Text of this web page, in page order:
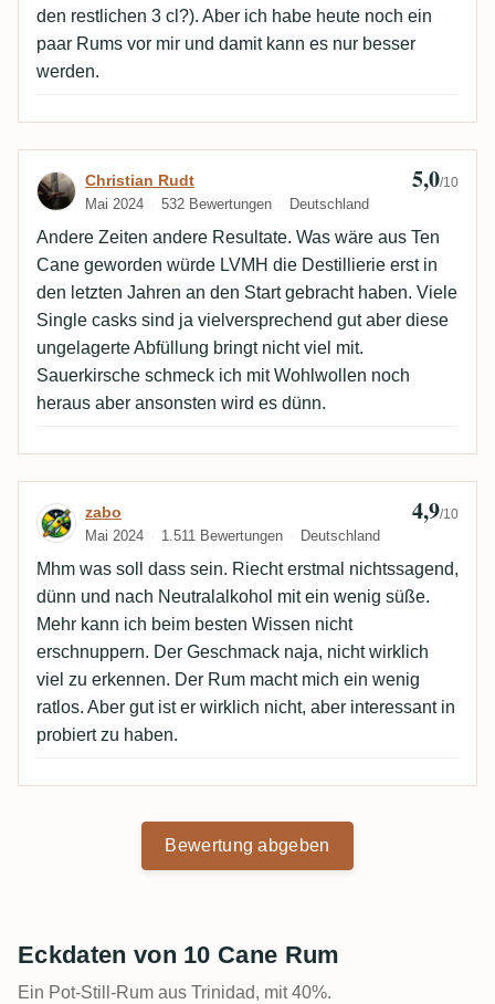
den restlichen 3 cl?). Aber ich habe heute noch ein
paar Rums vor mir und damit kann es nur besser
werden.
Bewertung von Christian Rudt
Christian Rudt
Mai 2024 532 Bewertungen Deutschland
5,0/10
Andere Zeiten andere Resultate. Was wäre aus Ten
Cane geworden würde LVMH die Destillierie erst in
den letzten Jahren an den Start gebracht haben. Viele
Single casks sind ja vielversprechend gut aber diese
ungelagerte Abfüllung bringt nicht viel mit.
Sauerkirsche schmeck ich mit Wohlwollen noch
heraus aber ansonsten wird es dünn.
Bewertung von zabo
zabo
Mai 2024 1.511 Bewertungen Deutschland
4,9/10
Mhm was soll dass sein. Riecht erstmal nichtssagend,
dünn und nach Neutralalkohol mit ein wenig süße.
Mehr kann ich beim besten Wissen nicht
erschnuppern. Der Geschmack naja, nicht wirklich
viel zu erkennen. Der Rum macht mich ein wenig
ratlos. Aber gut ist er wirklich nicht, aber interessant in
probiert zu haben.
Bewertung abgeben
Eckdaten von 10 Cane Rum
Ein Pot-Still-Rum aus Trinidad, mit 40%.